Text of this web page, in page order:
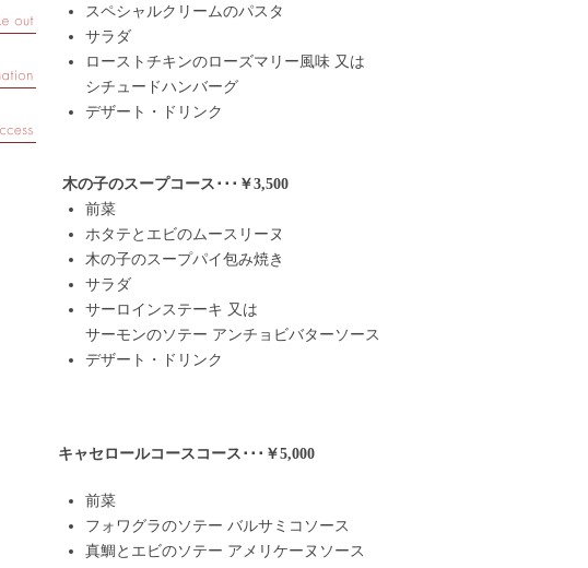
スペシャルクリームのパスタ
サラダ
ローストチキンのローズマリー風味 又は
シチュードハンバーグ
デザート・ドリンク
木の子のスープコース･･･￥3,500
前菜
ホタテとエビのムースリーヌ
木の子のスープパイ包み焼き
サラダ
サーロインステーキ 又は
サーモンのソテー アンチョビバターソース
デザート・ドリンク
キャセロールコースコース･･･￥5,000
前菜
フォワグラのソテー バルサミコソース
真鯛とエビのソテー アメリケーヌソース